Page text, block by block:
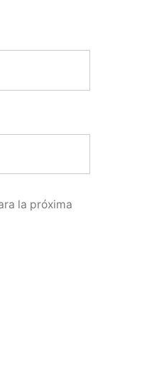
la próxima